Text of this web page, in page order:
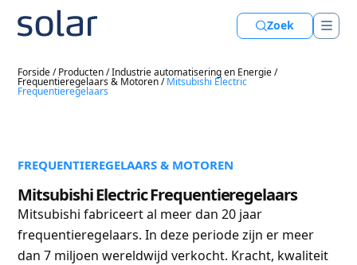
Zoek
Forside/Producten/Industrie automatisering en Energie/
Frequentieregelaars & Motoren/Mitsubishi Electric
Frequentieregelaars
FREQUENTIEREGELAARS & MOTOREN
Mitsubishi Electric Frequentieregelaars
Mitsubishi fabriceert al meer dan 20 jaar
frequentieregelaars. In deze periode zijn er meer
dan 7 miljoen wereldwijd verkocht. Kracht, kwaliteit